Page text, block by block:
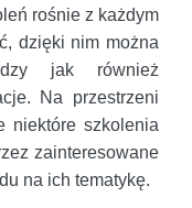
rośnie z każdym
dzięki nim można
jak również
Na przestrzeni
niektóre szkolenia
zainteresowane
na ich tematykę.